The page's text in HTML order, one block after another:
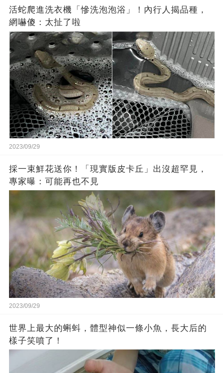
活蛇爬進洗衣機「慘洗泡泡浴」！內行人揭品種，
網嚇傻：太扯了啦
2023/09/29
採一束鮮花送你！「現實版皮卡丘」出沒超罕見，
專家曝：可能再也不見
2023/09/29
世界上最大的蝌蚪，體型神似一條小魚，長大后的
樣子笑噴了！